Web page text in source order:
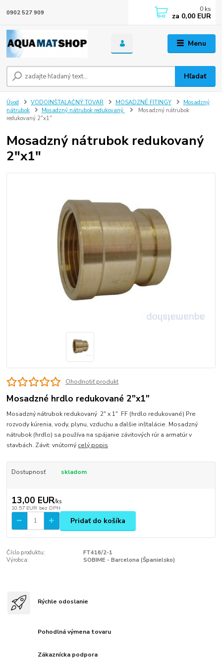
Menu
Hľadať
0902 527 909 0 ks
za 0,00 EUR
Úvod VODOINŠTALAČNÝ TOVAR MOSADZNÉ FITINGY
Mosadzný
nátrubok
Mosadzný nátrubok redukovaný
Mosadzný nátrubok
redukovaný 2"x1"
Mosadzný nátrubok redukovaný
2"x1"
Ohodnotiť produkt
Mosadzné hrdlo redukované 2"x1"
Mosadzný nátrubok redukovaný 2" x 1" FF (hrdlo redukované) Pre
rozvody kúrenia, vody, plynu, vzduchu a ďalšie inštalácie. Mosadzný
nátrubok (hrdlo) sa používa na spájanie závitových rúr a armatúr v
stavbách. Závit: vnútorný celý popis
Dostupnosť skladom
13,00 EUR/ks
10,57 EUR bez DPH
Pridať do košíka
Číslo produktu:
FT416/2-1
Výrobca:
SOBIME - Barcelona (Španielsko)
Rýchle odoslanie
Pohodlná výmena tovaru
Zákaznícka podpora